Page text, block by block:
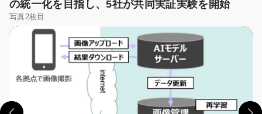
の統一化を目指し、5社が共同実証実験を開始
写真2枚目